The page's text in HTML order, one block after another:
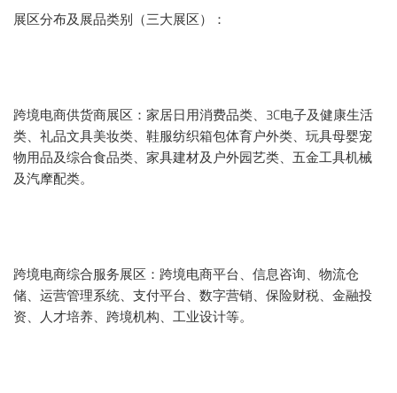
展区分布及展品类别（三大展区）：
跨境电商供货商展区：家居日用消费品类、3C电子及健康生活
类、礼品文具美妆类、鞋服纺织箱包体育户外类、玩具母婴宠
物用品及综合食品类、家具建材及户外园艺类、五金工具机械
及汽摩配类。
跨境电商综合服务展区：跨境电商平台、信息咨询、物流仓
储、运营管理系统、支付平台、数字营销、保险财税、金融投
资、人才培养、跨境机构、工业设计等。